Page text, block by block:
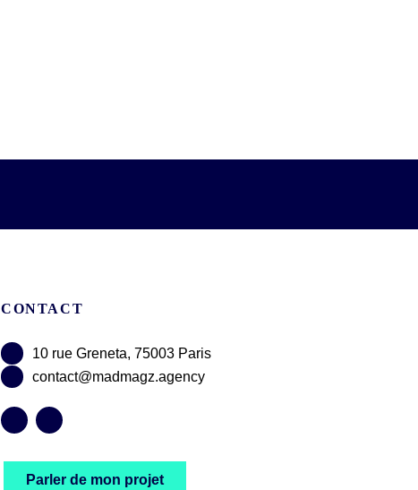
CONTACT
10 rue Greneta, 75003 Paris
contact@madmagz.agency
Parler de mon projet